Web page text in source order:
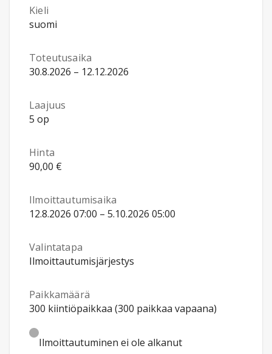
Kieli
suomi
Toteutusaika
30.8.2026 – 12.12.2026
Laajuus
5 op
Hinta
90,00 €
Ilmoittautumisaika
12.8.2026 07:00 – 5.10.2026 05:00
Valintatapa
Ilmoittautumisjärjestys
Paikkamäärä
300 kiintiöpaikkaa (300 paikkaa vapaana)
Ilmoittautuminen ei ole alkanut